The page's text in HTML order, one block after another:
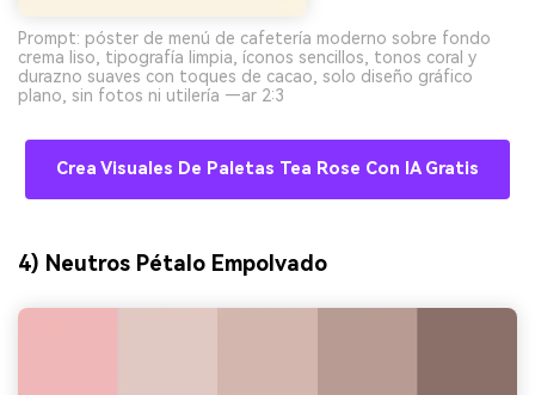
Prompt: póster de menú de cafetería moderno sobre fondo
crema liso, tipografía limpia, íconos sencillos, tonos coral y
durazno suaves con toques de cacao, solo diseño gráfico
plano, sin fotos ni utilería —ar 2:3
Crea Visuales De Paletas Tea Rose Con IA Gratis
4) Neutros Pétalo Empolvado